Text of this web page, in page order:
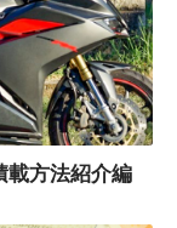
載方法紹介編